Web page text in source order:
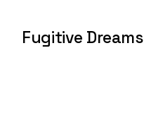
Fugitive Dreams